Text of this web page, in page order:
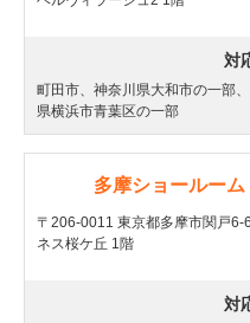
対
町田市、神奈川県大和市の一部
県横浜市青葉区の一部
多摩ショールーム
〒206-0011 東京都多摩市関戸6-
ネス桜ケ丘 1階
対